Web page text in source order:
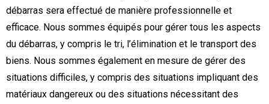
débarras sera effectué de manière professionnelle et
efficace. Nous sommes équipés pour gérer tous les aspects
du débarras, y compris le tri, l’élimination et le transport des
biens. Nous sommes également en mesure de gérer des
situations difficiles, y compris des situations impliquant des
matériaux dangereux ou des situations nécessitant des